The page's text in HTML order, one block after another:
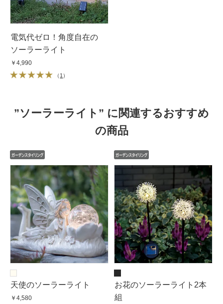
電気代ゼロ！角度自在の
ソーラーライト
￥4,990
（ 1 ）
”ソーラーライト” に関連するおすすめ
の商品
天使のソーラーライト
￥4,580
お花のソーラーライト2本
組